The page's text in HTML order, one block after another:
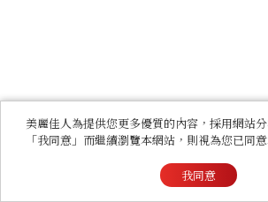
美麗佳人為提供您更多優質的內容，採用網站
「我同意」而繼續瀏覽本網站，則視為您已同
我同意